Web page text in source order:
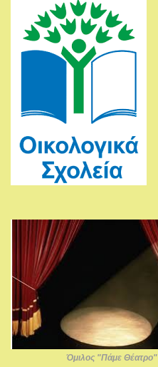
Όμιλος "Πάμε Θέατρο"